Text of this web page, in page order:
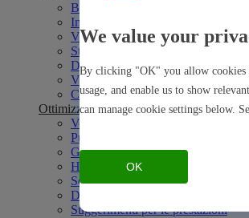
Browser
Indirizzo IP
VPN
Streaming
Dark Web
Vita digitale
Consigli per la privacy
Ottimizzazione
Velocità
Pulizia
Gaming
Hardware
Software
Driver
Suggerimenti per le prestazioni
We value your
By clicking "OK" you allow cookies
usage, and enable us to show
can manage cookie settings below.
OK